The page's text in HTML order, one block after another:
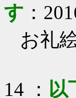
す ：
お礼
14 ： 以